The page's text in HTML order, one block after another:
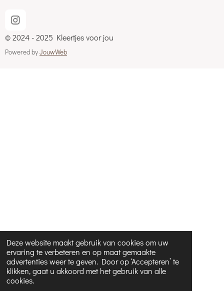
Deze website maakt gebruik van cookies om uw
ervaring te verbeteren en op maat gemaakte
advertenties weer te geven. Door op ‘Accepteren’ te
klikken, gaat u akkoord met het gebruik van alle
cookies.
I
n
s
t
© 2024 - 2025 Kleertjes voor jou
Powered byJouwWeb